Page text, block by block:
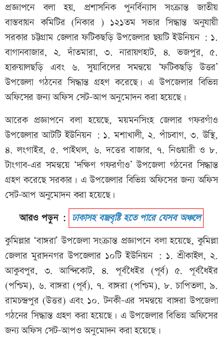
প্রজ্ঞাপনে বলা হয়, প্রশাসনিক পুনর্বিন্যাস সংক্রান্ত জাতীয়
বাস্তবায়ন কমিটির (নিকার ) ১২১তম সভার সিদ্ধান্ত অনুযায়ী
সরকার চট্টগ্রাম জেলার ফটিকছড়ি উপজেলার ছয়টি ইউনিয়ন : ১.
বাগানবাজার, ২. দাঁতমারা, ৩. নারায়ণহাট, ৪. ভজপুর, ৫.
হারুয়ালছড়ি এবং ৬. সুয়াবিলের সমন্বয়ে ‘ফটিকছড়ি উত্তর’
উপজেলা গঠনের সিদ্ধান্ত গ্রহণ করেছে। এ উপজেলার বিভিন্ন
অফিসের জন্য অফিস সেট-আপ অনুমোদন করা হয়েছে।
আরেক প্রজ্ঞাপনে বলা হয়েছে, ময়মনসিংহ জেলার গফরগাঁও
উপজেলার আটটি ইউনিয়ন : ১. মশাখালী, ২. পাঁচবাগ, ৩. উস্থি,
৪. লংগাইর, ৫. পাইথল, ৬. দত্তের বাজার, ৭. নিগুয়ারী ও ৮.
টাংগাব-এর সমন্বয়ে ‘দক্ষিণ গফরগাঁও’ উপজেলা গঠনের সিদ্ধান্ত
গ্রহণ করেছে সরকার। এ উপজেলার বিভিন্ন অফিসের জন্য অফিস
সেট-আপ অনুমোদন করা হয়েছে।
আরও পড়ুন : ঢাকাসহ বজ্রবৃষ্টি হতে পারে যেসব অঞ্চলে
কুমিল্লার ‘বাঙ্গরা’ উপজেলা সংক্রান্ত প্রজ্ঞাপনে বলা হয়েছে, কুমিল্লা
জেলার মুরাদনগর উপজেলার ১০টি ইউনিয়ন : ১. শ্রীকাইল, ২.
আকুবপুর, ৩. আন্দিকোট, ৪. পূর্বধৈইর (পূর্ব) ৫. পূর্বধৈইর
(পশ্চিম), ৬. বাঙ্গরা (পূর্ব), ৭. বাঙ্গরা (পশ্চিম), ৮. চাপিতলা, ৯.
রামচন্দ্রপুর (উত্তর) এবং ১০. টনকী-এর সমন্বয়ে বাঙ্গরা উপজেলা
গঠনের সিদ্ধান্ত গ্রহণ করা হয়েছে। এ উপজেলার বিভিন্ন অফিসের
জন্য অফিস সেট-আপও অনুমোদন করা হয়েছে।